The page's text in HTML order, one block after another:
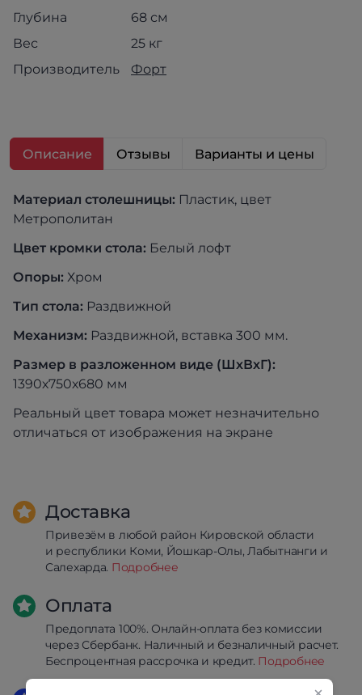
Глубина
68 см
Вес
25 кг
Производитель
Форт
Описание Отзывы Варианты и цены
Материал столешницы: Пластик, цвет
Метрополитан
Цвет кромки стола: Белый лофт
Опоры: Хром
Тип стола: Раздвижной
Механизм: Раздвижной, вставка 300 мм.
Размер в разложенном виде (ШхВхГ):
1390х750х680 мм
Реальный цвет товара может незначительно
отличаться от изображения на экране
Доставка
Привезём в любой район Кировской области
и республики Коми, Йошкар-Олы, Лабытнанги и
Салехарда. Подробнее
Оплата
Предоплата 100%. Онлайн-оплата без комиссии
через Сбербанк. Наличный и безналичный расчет.
Беспроцентная рассрочка и кредит. Подробнее